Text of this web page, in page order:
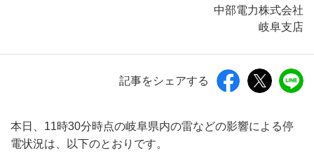
中部電力株式会社
岐阜支店
記事をシェアする
本日、11時30分時点の岐阜県内の雷などの影響による停
電状況は、以下のとおりです。